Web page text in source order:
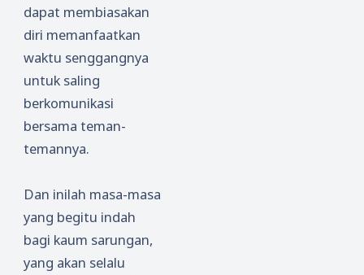
dapat membiasakan
diri memanfaatkan
waktu senggangnya
untuk saling
berkomunikasi
bersama teman-
temannya.
Dan inilah masa-masa
yang begitu indah
bagi kaum sarungan,
yang akan selalu